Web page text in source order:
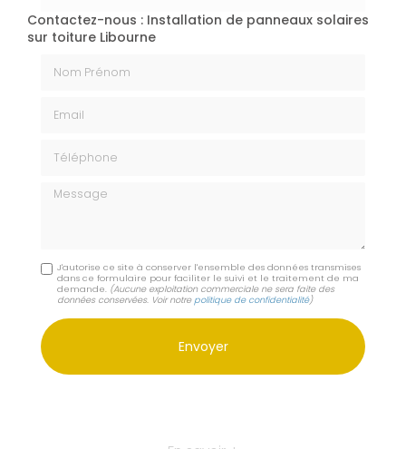
Contactez-nous : Installation de panneaux solaires
sur toiture Libourne
Message
J'autorise ce site à conserver l'ensemble des données transmises
dans ce formulaire pour faciliter le suivi et le traitement de ma
demande. (Aucune exploitation commerciale ne sera faite des
données conservées. Voir notre politique de confidentialité)